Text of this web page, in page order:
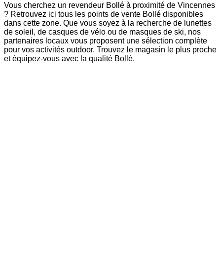
Vous cherchez un revendeur Bollé à proximité de Vincennes
? Retrouvez ici tous les points de vente Bollé disponibles
dans cette zone. Que vous soyez à la recherche de lunettes
de soleil, de casques de vélo ou de masques de ski, nos
partenaires locaux vous proposent une sélection complète
pour vos activités outdoor. Trouvez le magasin le plus proche
et équipez-vous avec la qualité Bollé.